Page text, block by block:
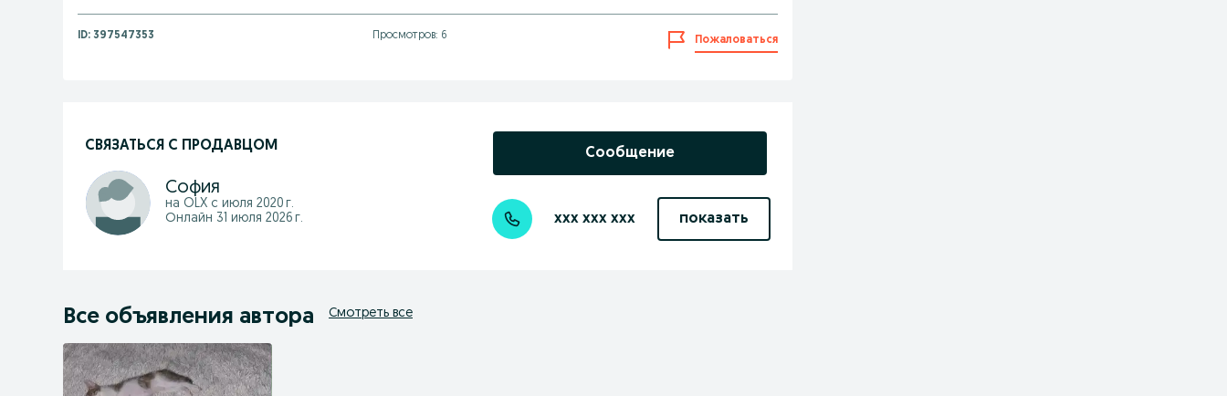
ID: 397547353 Просмотров: 6 Пожаловаться
СВЯЗАТЬСЯ С ПРОДАВЦОМ
София
на OLX с июля 2020 г.
Онлайн 31 июля 2026 г.
Сообщение
xxx xxx xxx показать
Все объявления автора Смотреть все